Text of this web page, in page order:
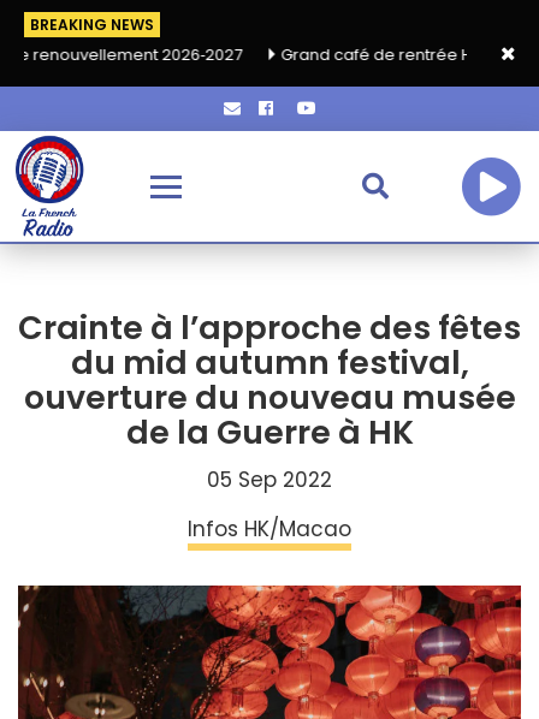
BREAKING NEWS
2026‑2027 Grand café de rentrée HKA le vendredi 18
Crainte à l’approche des fêtes
du mid autumn festival,
ouverture du nouveau musée
de la Guerre à HK
05 Sep 2022
Infos HK/Macao